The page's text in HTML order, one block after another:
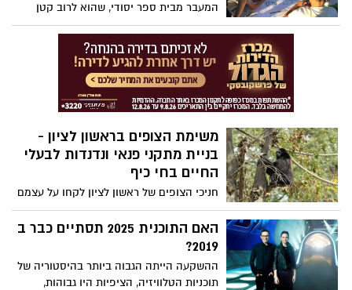
המעבר מבית ספר יסודי, שהוא לרוב קטן
ואינטימי בו צמחו הילדים מהגן, גדלו
והתפתחו יחד והפכו לבוגרי בית הספר,
לתלמידי כיתות ו' אליהם נושאים הקטנים את
עיניהם בהערצה, לחטיבה – מביא איתו
אתגרים רבים. על פי רוב חטיבות הביניים הן
גדולות, ברגע אחד הופכים בוגרי היסודי
מוקפים בבני נוער שאינם מכירים, גבוהים
ומתוחכמים מהם בהרבה ויכולים להיתפס,
לעיתים, מאיימים.
משימת הצופים בראשון לציון -
בניית מתקני פנאי ונדנדות לבעלי
החיים בחי כיף
חניכי הצופים של ראשון לציון לקחו על עצמם
לסייע הקיץ בשדרוג החי כיף באמצעות כישורי
מחנות הקיץ בהתקנת חבלים ועוד למען בעלי
החיים. המתכונת- תחרות בין קבוצות
האם התוכנית 2025 תסתיים כבר ב
2019?
ההשקעה הייתה הגבוה ביותר בהיסטוריה של
תוכניות הטלוויזיה, הציפיות היו גבוהות,